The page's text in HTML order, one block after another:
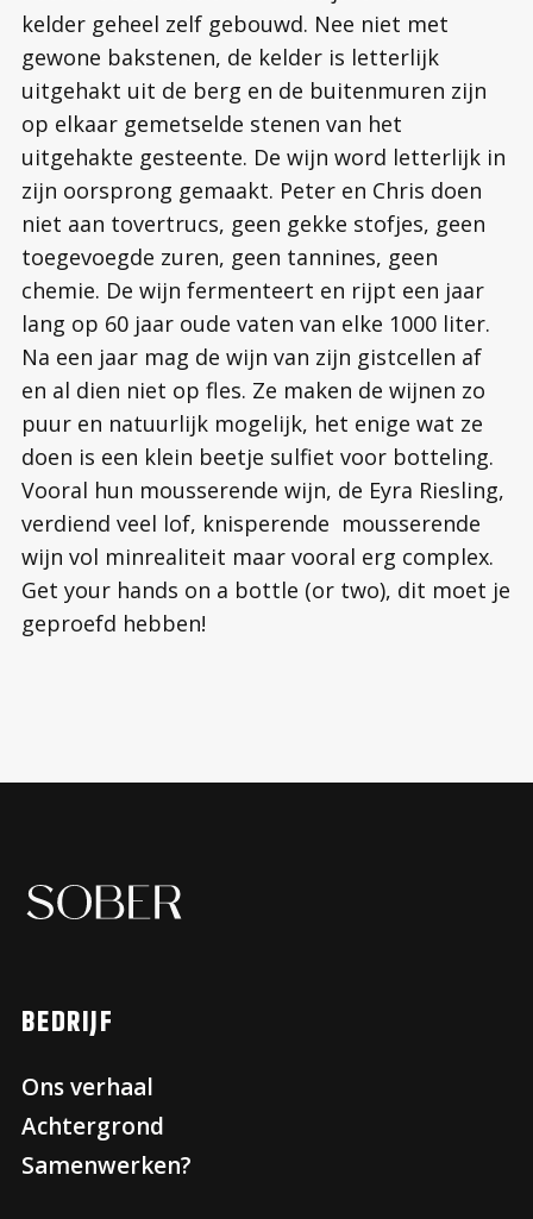
kelder geheel zelf gebouwd. Nee niet met
gewone bakstenen, de kelder is letterlijk
uitgehakt uit de berg en de buitenmuren zijn
op elkaar gemetselde stenen van het
uitgehakte gesteente. De wijn word letterlijk in
zijn oorsprong gemaakt. Peter en Chris doen
niet aan tovertrucs, geen gekke stofjes, geen
toegevoegde zuren, geen tannines, geen
chemie. De wijn fermenteert en rijpt een jaar
lang op 60 jaar oude vaten van elke 1000 liter.
Na een jaar mag de wijn van zijn gistcellen af
en al dien niet op fles. Ze maken de wijnen zo
puur en natuurlijk mogelijk, het enige wat ze
doen is een klein beetje sulfiet voor botteling.
Vooral hun mousserende wijn, de Eyra Riesling,
verdiend veel lof, knisperende mousserende
wijn vol minrealiteit maar vooral erg complex.
Get your hands on a bottle (or two), dit moet je
geproefd hebben!
BEDRIJF
Ons verhaal
Achtergrond
Samenwerken?